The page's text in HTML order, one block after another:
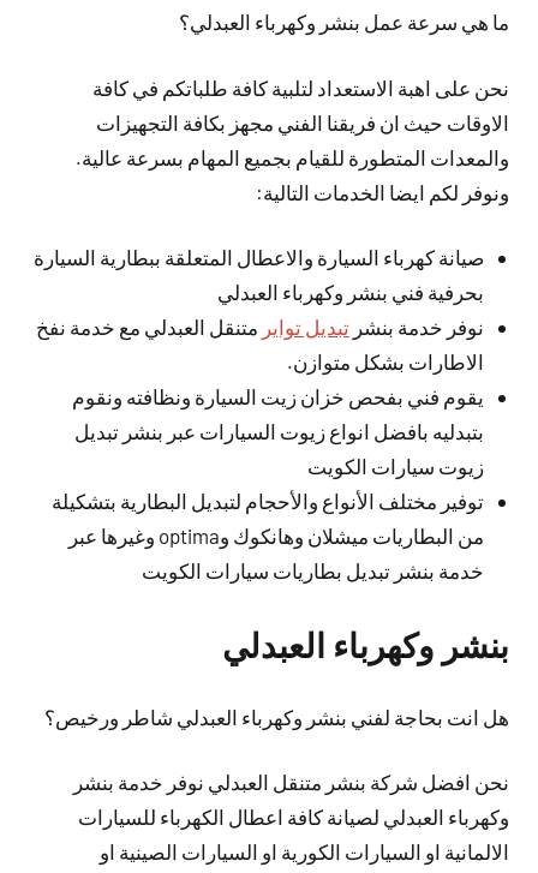
ما هي سرعة عمل بنشر وكهرباء العبدلي؟
نحن على اهبة الاستعداد لتلبية كافة طلباتكم في كافة
الاوقات حيث ان فريقنا الفني مجهز بكافة التجهيزات
والمعدات المتطورة للقيام بجميع المهام بسرعة عالية.
ونوفر لكم ايضا الخدمات التالية:
صيانة كهرباء السيارة والاعطال المتعلقة ببطارية السيارة
بحرفية فني بنشر وكهرباء العبدلي
نوفر خدمة بنشرتبديل تواير متنقل العبدلي مع خدمة نفخ
الاطارات بشكل متوازن.
يقوم فني بفحص خزان زيت السيارة ونظافته ونقوم
بتبدليه بافضل انواع زيوت السيارات عبر بنشر تبديل
زيوت سيارات الكويت
توفير مختلف الأنواع والأحجام لتبديل البطارية بتشكيلة
من البطاريات ميشلان وهانكوك وoptima وغيرها عبر
خدمة بنشر تبديل بطاريات سيارات الكويت
بنشر وكهرباء العبدلي
هل انت بحاجة لفني بنشر وكهرباء العبدلي شاطر ورخيص؟
نحن افضل شركة بنشر متنقل العبدلي نوفر خدمة بنشر
وكهرباء العبدلي لصيانة كافة اعطال الكهرباء للسيارات
الالمانية او السيارات الكورية او السيارات الصينية او